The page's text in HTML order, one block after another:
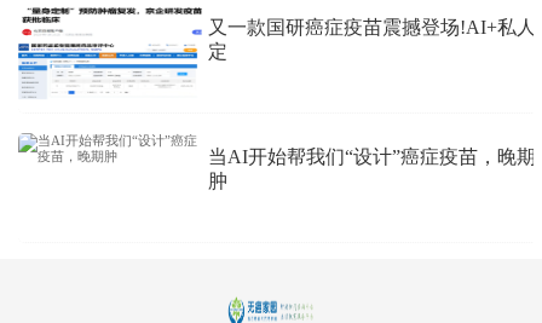
又一款国研癌症疫苗震撼登场!AI+私人
定
当AI开始帮我们“设计”癌症疫苗，晚期
肿